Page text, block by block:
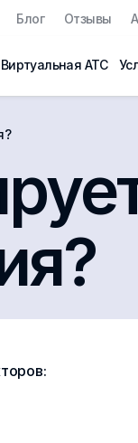
Блог Отзывы
Виртуальная АТС